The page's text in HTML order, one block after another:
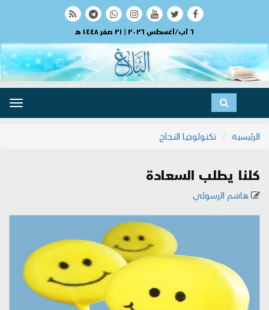
٦ آب/أغسطس ٢٠٢٦ | ٢١ صفر ١٤٤٨ هـ
الرئيسية
تكنولوجيا النجاح
كلنا يطلب السعادة
هاشم الرسولي